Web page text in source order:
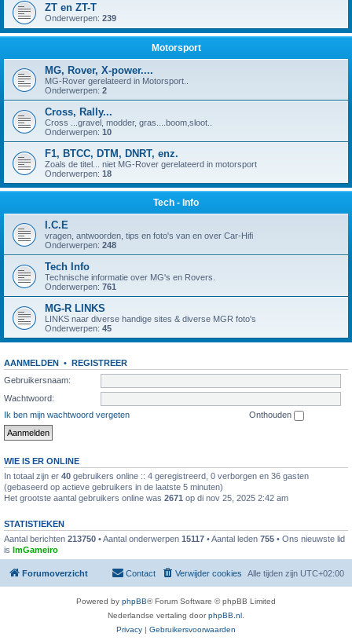
ZT en ZT-T
Onderwerpen: 239
Motorsport
MG, Rover, X-power....
MG-Rover gerelateerd in Motorsport..
Onderwerpen: 2
Cross, Rally...
Cross ...gravel, modder, gras....boom,sloot..
Onderwerpen: 10
F1, BTCC, DTM, DNRT, enz.
Zoals de titel... niet MG-Rover gerelateerd in motorsport
Onderwerpen: 18
Tech - Info
I.C.E
vragen, antwoorden, tips en foto's van en over Car-Hifi
Onderwerpen: 248
Tech Info
Technische informatie over MG's en Rovers.
Onderwerpen: 761
MG-R LINKS
LINKS naar diverse handige sites & diverse MGR foto's
Onderwerpen: 45
AANMELDEN • REGISTREER
Gebruikersnaam:
Wachtwoord:
Ik ben mijn wachtwoord vergeten
Onthouden
WIE IS ER ONLINE
In totaal zijn er 40 gebruikers online :: 4 geregistreerd, 0 verborgen en 36 gasten
(gebaseerd op actieve gebruikers in de laatste 5 minuten)
Het grootste aantal gebruikers online was 2671 op di nov 25, 2025 2:42 am
STATISTIEKEN
Aantal berichten 213750 • Aantal onderwerpen 15117 • Aantal leden 755 • Ons nieuwste lid
is ImGameiro
Forumoverzicht Alle tijden zijn UTC+02:00
Verwijder cookies
Contact
Powered by phpBB® Forum Software © phpBB Limited
Nederlandse vertaling doorphpBB.nl
Privacy | Gebruikersvoorwaarden